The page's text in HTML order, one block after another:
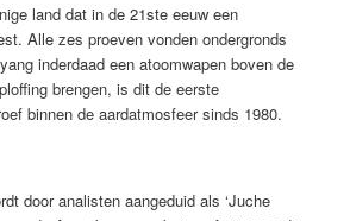
land dat in de 21ste eeuw een
Alle zes proeven vonden ondergronds
inderdaad een atoomwapen boven de
brengen, is dit de eerste
binnen de aardatmosfeer sinds 1980.
door analisten aangeduid als ‘Juche